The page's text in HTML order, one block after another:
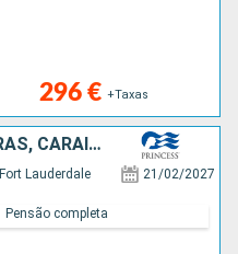
296 € +Taxas
ESTADOS UNIDOS, HONDURAS, CARAIBAS - MEXICO, BAHAMAS
Fort Lauderdale 21/02/2027
Pensão completa